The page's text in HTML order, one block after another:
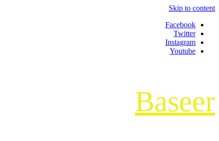
Skip to content
Facebook
Twitter
Instagram
Youtube
Baseer